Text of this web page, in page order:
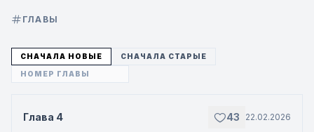
ГЛАВЫ
СНАЧАЛА НОВЫЕ СНАЧАЛА СТАРЫЕ
Глава 4 43 22.02.2026